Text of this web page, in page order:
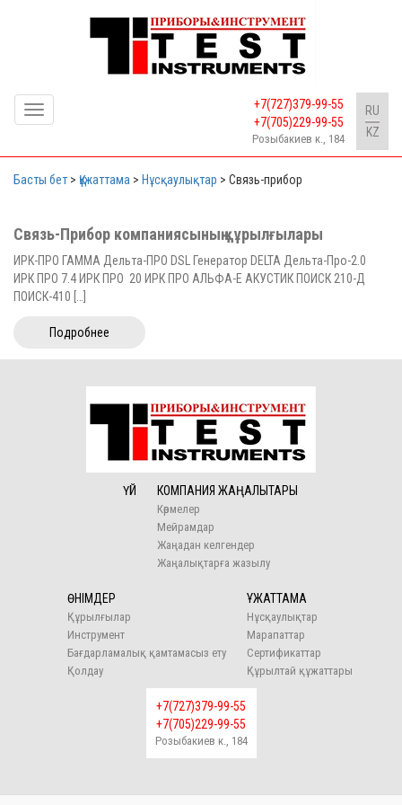
Toggle
+7(727)379-99-55
+7(705)229-99-55
Розыбакиев к., 184
RU
KZ
Басты бет > Құжаттама > Нұсқаулықтар > Связь-прибор
Связь-Прибор компаниясының құрылғылары
ИРК-ПРО ГАММА Дельта-ПРО DSL Генератор DELTA Дельта-Про-2.0
ИРК ПРО 7.4 ИРК ПРО 20 ИРК ПРО АЛЬФА-Е АКУСТИК ПОИСК 210-Д
ПОИСК-410 […]
Подробнее
ҮЙ КОМПАНИЯ ЖАҢАЛЫҚТАРЫ
Көрмелер
Мейрамдар
Жаңадан келгендер
Жаңалықтарға жазылу
ӨНІМДЕР
Құрылғылар
Инструмент
Бағдарламалық қамтамасыз ету
Қолдау
ҚҰЖАТТАМА
Нұсқаулықтар
Марапаттар
Сертификаттар
Құрылтай құжаттары
+7(727)379-99-55
+7(705)229-99-55
Розыбакиев к., 184